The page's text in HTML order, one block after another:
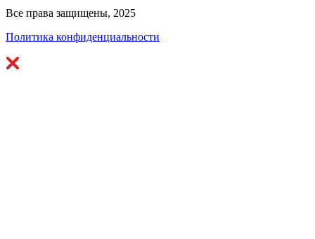
Все права защищены, 2025
Политика конфиденциальности